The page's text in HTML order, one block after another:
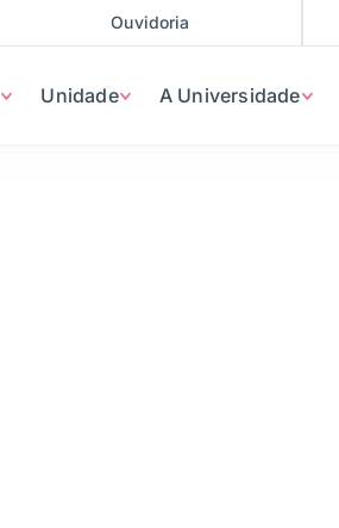
Ouvidoria
Unidade A Universidade